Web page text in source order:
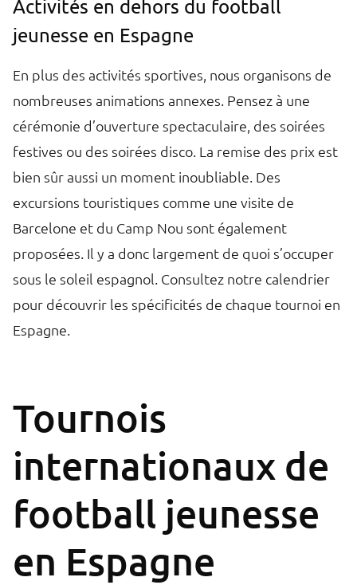
Activités en dehors du football
jeunesse en Espagne
En plus des activités sportives, nous organisons de
nombreuses animations annexes. Pensez à une
cérémonie d’ouverture spectaculaire, des soirées
festives ou des soirées disco. La remise des prix est
bien sûr aussi un moment inoubliable. Des
excursions touristiques comme une visite de
Barcelone et du Camp Nou sont également
proposées. Il y a donc largement de quoi s’occuper
sous le soleil espagnol. Consultez notre calendrier
pour découvrir les spécificités de chaque tournoi en
Espagne.
Tournois
internationaux de
football jeunesse
en Espagne